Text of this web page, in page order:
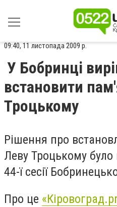
09:40, 11 листопада 2009 р.
У Бобринці
встановити
Троцькому
Рішення про
Леву Троцькому було
44-ї сесії
Про це